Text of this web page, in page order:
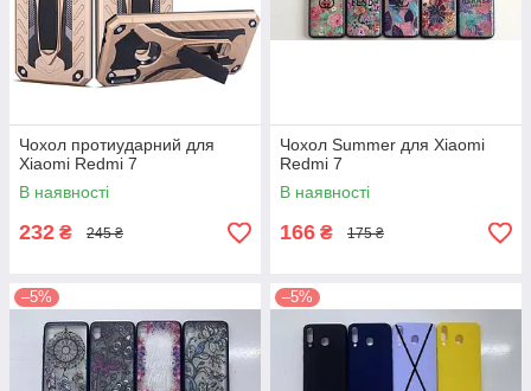
Чохол протиударний для
Xiaomi Redmi 7
В наявності
232 ₴ 245 ₴
Чохол Summer для Xiaomi
Redmi 7
В наявності
166 ₴ 175 ₴
–5% –5%